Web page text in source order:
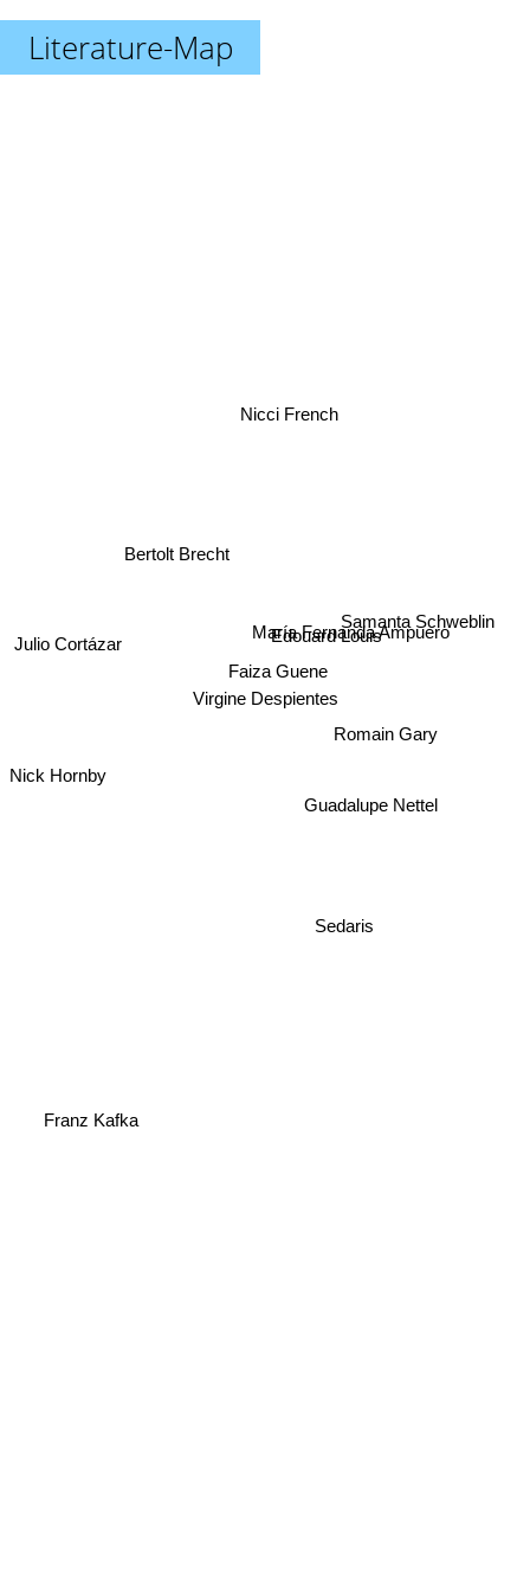
Literature-Map
Virgine Despientes
Faiza Guene
Edouard Louis
María Fernanda Ampuero
Nicci French
Bertolt Brecht
Guadalupe Nettel
Sedaris
Romain Gary
Samanta Schweblin
Julio Cortázar
Nick Hornby
Franz Kafka